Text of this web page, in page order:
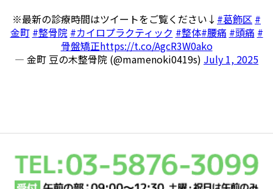
※最新の診療時間はツイートをご覧ください↓ #葛飾区 #
金町 #整骨院 #カイロプラクティック #整体#腰痛 #頭痛 #
骨盤矯正https://t.co/AgcR3W0ako
— 金町 豆の木整骨院 (@mamenoki0419s) July 1, 2025